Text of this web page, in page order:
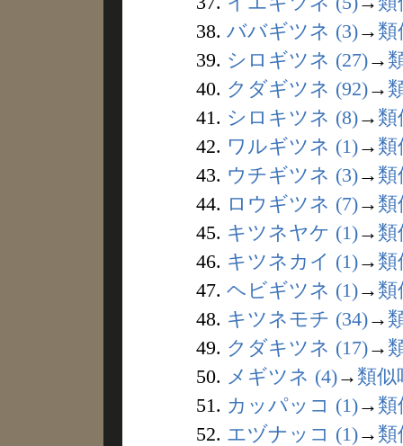
38. ババギツネ (3)→ 類
39. シロギツネ (27)→
40. クダギツネ (92)→
41. シロキツネ (8)→ 類
42. ワルギツネ (1)→ 類
43. ウチギツネ (3)→ 類
44. ロウギツネ (7)→ 類
45. キツネヤケ (1)→ 類
46. キツネカイ (1)→ 類
47. ヘビギツネ (1)→ 類
48. キツネモチ (34)→
49. クダキツネ (17)→
50. メギツネ (4)→ 類似
51. カッパッコ (1)→ 類
52. エヅナッコ (1)→ 類